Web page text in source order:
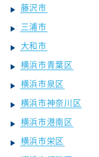
藤沢市
三浦市
大和市
横浜市青葉区
横浜市泉区
横浜市神奈川区
横浜市港南区
横浜市栄区